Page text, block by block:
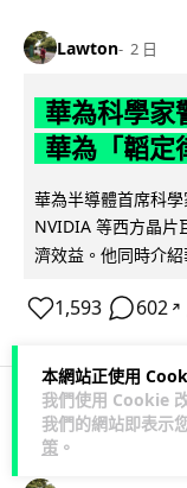
本網站正使用
我們使用 Cookie
我們的網站即表示
策 。
Lawton 2 日
華為科學家
華為「韜定
華為半導體首席科
NVIDIA 等西方晶片
濟效益。他同時介
1,593 602 ↗
科技娛樂 生活娛